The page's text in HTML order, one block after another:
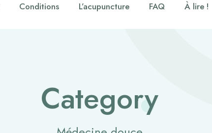
Conditions L’acupuncture FAQ À lire !
Category